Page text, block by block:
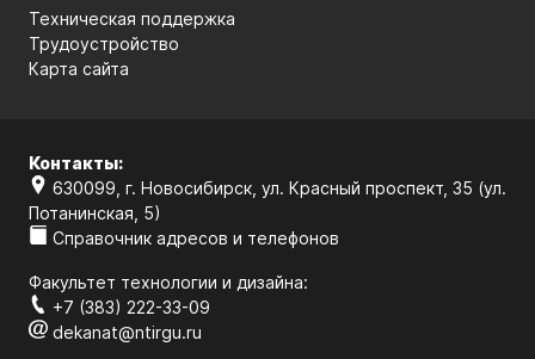
Техническая поддержка
Трудоустройство
Карта сайта
Контакты:
630099, г. Новосибирск, ул. Красный проспект, 35 (ул.
Потанинская, 5)
Справочник адресов и телефонов
Факультет технологии и дизайна:
+7 (383) 222-33-09
dekanat@ntirgu.ru